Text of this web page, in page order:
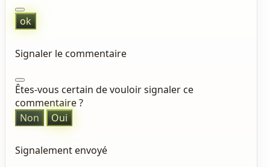
ok
Signaler le commentaire
Êtes-vous certain de vouloir signaler ce
commentaire ?
Non
Oui
Signalement envoyé